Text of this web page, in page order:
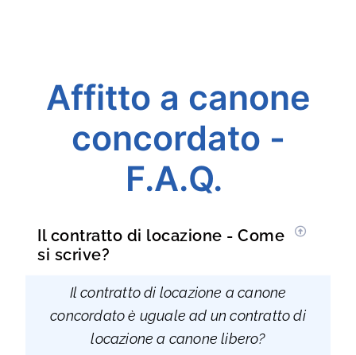
Affitto a canone
concordato -
F.A.Q.
Il contratto di locazione - Come
si scrive?
Il contratto di locazione a canone
concordato è uguale ad un contratto di
locazione a canone libero?